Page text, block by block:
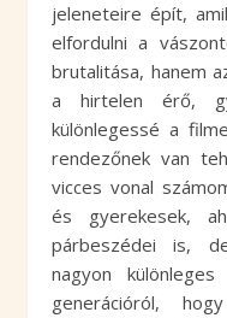
jeleneteire épít,
elfordulni a
brutalitása, hanem
a hirtelen érő,
különlegessé a
rendezőnek van
vicces vonal
és gyerekesek,
párbeszédei is,
nagyon
generációról,